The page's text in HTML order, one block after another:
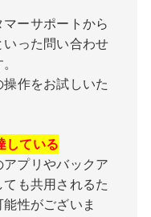
ーサポートから
った問い合わせ
作をお試しいた
している
プリやバックア
も共用されるた
性がございま